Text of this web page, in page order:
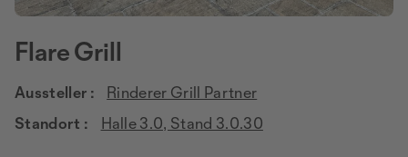
Flare Grill
Aussteller :
Rinderer Grill Partner
Standort :
Halle 3.0, Stand 3.0.30